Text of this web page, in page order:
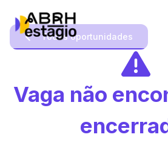
Todas oportunidades
Vaga não